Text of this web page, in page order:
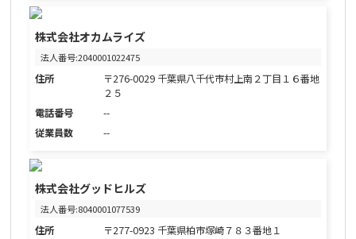
株式会社オカムライズ
法人番号:2040001022475
住所
〒276-0029 千葉県八千代市村上南２丁目１６番地
２５
電話番号
--
従業員数
--
株式会社グッドヒルズ
法人番号:8040001077539
住所
〒277-0923 千葉県柏市塚崎７８３番地１